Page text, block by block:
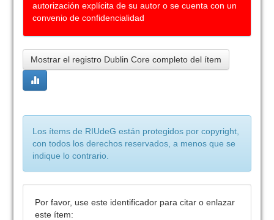
autorización explícita de su autor o se cuenta con un
convenio de confidencialidad
Mostrar el registro Dublin Core completo del ítem
Los ítems de RIUdeG están protegidos por copyright,
con todos los derechos reservados, a menos que se
indique lo contrario.
Por favor, use este identificador para citar o enlazar
este ítem: